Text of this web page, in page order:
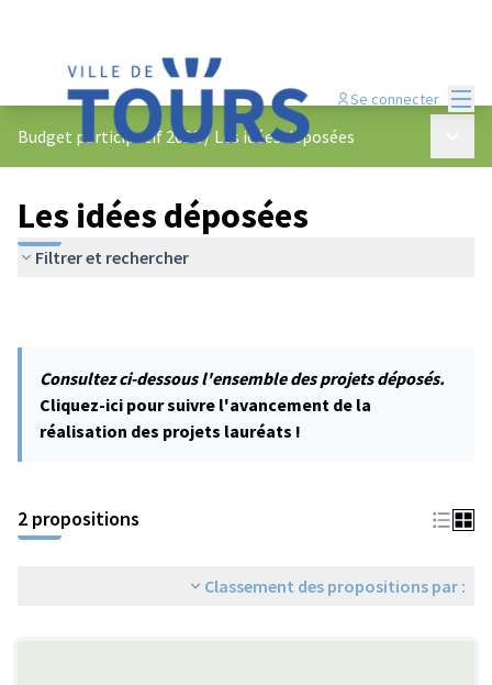
Se connecter
Budget participatif 2022/ Les idées déposées
Les idées déposées
Filtrer et rechercher
Consultez ci-dessous l'ensemble des projets déposés.
Cliquez-ici pour suivre l'avancement de la
réalisation des projets lauréats !
2 propositions
Classement des propositions par :